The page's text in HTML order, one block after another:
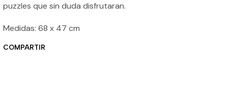
puzzles que sin duda disfrutaran.
Medidas: 68 x 47 cm
COMPARTIR